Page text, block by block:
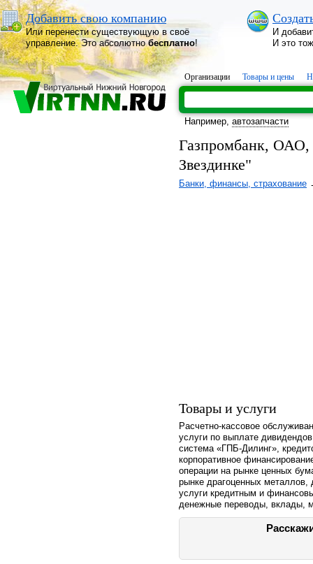
Добавить свою компанию
Или перенести существующую в своё
управление. Это абсолютнобесплатно!
И
И это
Организации Товары и цены
Например, автозапчасти
Газпромбанк, ОАО,
Звездинке"
Банки, финансы, страхование
Товары и услуги
Расчетно-кассовое
услуги по выплате
система «ГПБ-Дилинг»,
корпоративное
операции на рынке ценных
рынке драгоценных металлов,
услуги кредитным и
денежные переводы, вклады,